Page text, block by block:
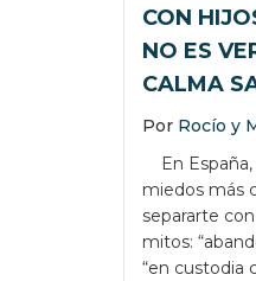
CON
NO ES
CALMA
Por Rocío y
En
miedos más
separarte
mitos:
“en custodia